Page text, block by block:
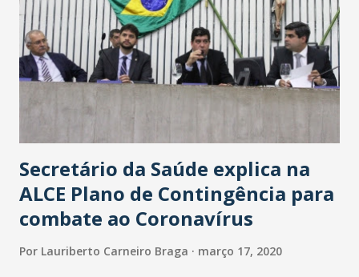
Secretário da Saúde explica na
ALCE Plano de Contingência para
combate ao Coronavírus
Por Lauriberto Carneiro Braga março 17, 2020